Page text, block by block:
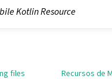
Kotlin Resource
Recursos de
files